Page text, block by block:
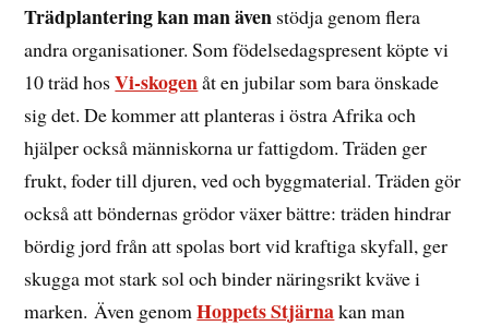
Trädplantering kan man även stödja genom flera
andra organisationer. Som födelsedagspresent köpte vi
10 träd hosVi-skogenåt en jubilar som bara önskade
sig det. De kommer att planteras i östra Afrika och
hjälper också människorna ur fattigdom. Träden ger
frukt, foder till djuren, ved och byggmaterial. Träden gör
också att böndernas grödor växer bättre: träden hindrar
bördig jord från att spolas bort vid kraftiga skyfall, ger
skugga mot stark sol och binder näringsrikt kväve i
marken. Även genomHoppets Stjärnakan man